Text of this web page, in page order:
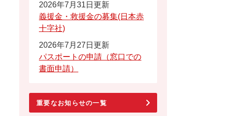
2026年7月31日更新
義援金・救援金の募集(日本赤
十字社)
2026年7月27日更新
パスポートの申請（窓口での
書面申請）
重要なお知らせの一覧